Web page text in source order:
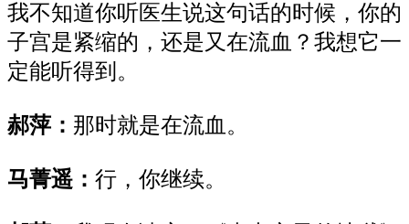
我不知道你听医生说这句话的时候，你的
子宫是紧缩的，还是又在流血？我想它一
定能听得到。
郝萍： 那时就是在流血。
马菁遥： 行，你继续。